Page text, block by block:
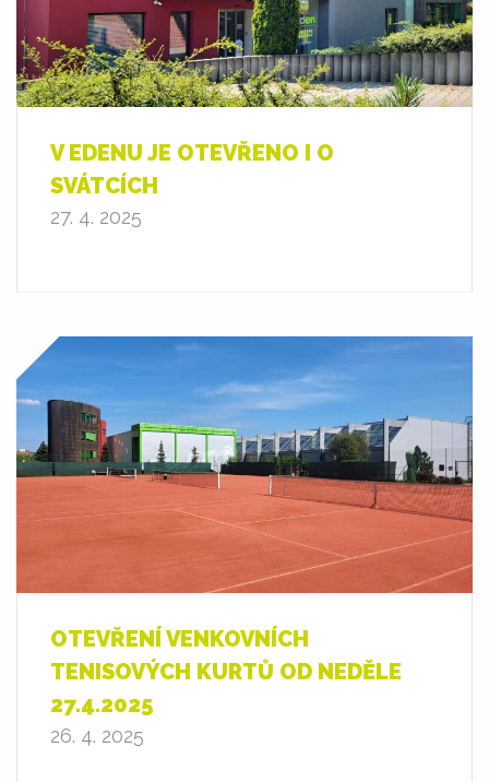
V EDENU JE OTEVŘENO I O
SVÁTCÍCH
27. 4. 2025
OTEVŘENÍ VENKOVNÍCH
TENISOVÝCH KURTŮ OD NEDĚLE
27.4.2025
26. 4. 2025